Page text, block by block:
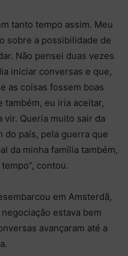
tanto tempo assim. Meu
sobre a possibilidade de
Não pensei duas vezes
iniciar conversas e que,
as coisas fossem boas
também, eu iria aceitar,
Queria muito sair da
do país, pela guerra que
da minha família também,
contou.
em Amsterdã,
estava bem
avançaram até a